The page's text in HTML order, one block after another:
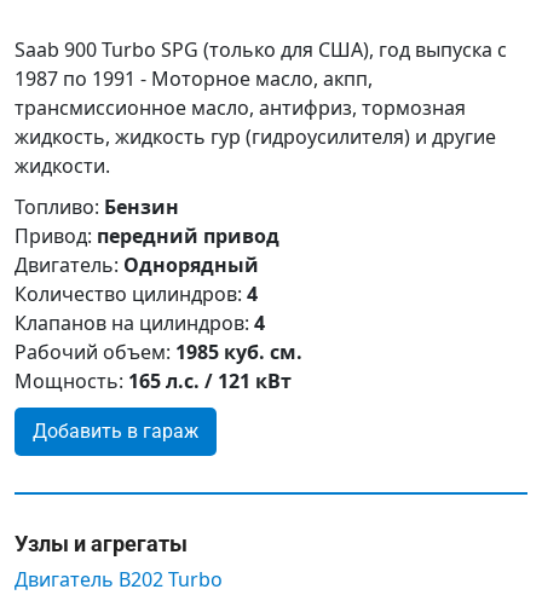
Saab 900 Turbo SPG (только для США), год выпуска с
1987 по 1991 - Моторное масло, акпп,
трансмиссионное масло, антифриз, тормозная
жидкость, жидкость гур (гидроусилителя) и другие
жидкости.
Топливо: Бензин
Привод: передний привод
Двигатель: Однорядный
Количество цилиндров: 4
Клапанов на цилиндров: 4
Рабочий объем: 1985 куб. см.
Мощность: 165 л.с. / 121 кВт
Добавить в гараж
Узлы и агрегаты
Двигатель B202 Turbo